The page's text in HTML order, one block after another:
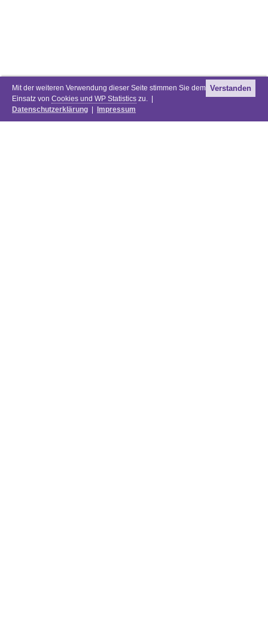
Mit der weiteren Verwendung dieser Seite stimmen Sie dem
Einsatz von Cookies und WP Statistics zu. |
Datenschutzerklärung
Impressum
Verstanden